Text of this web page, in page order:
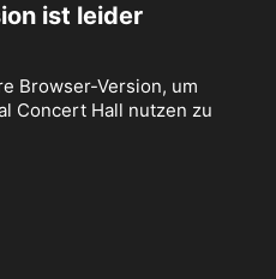
ist leider
Browser-Version, um
Concert Hall nutzen zu